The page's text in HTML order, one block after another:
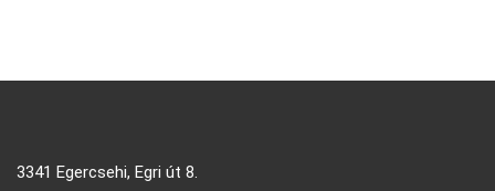
3341 Egercsehi, Egri út 8.